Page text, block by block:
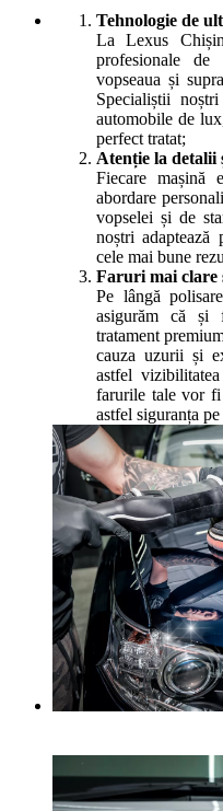
Tehnologie de
La Lexus
profesionale de
vopseaua și
Specialiștii
automobile de
perfect tratat;
Atenție la detalii
Fiecare mașină
abordare
vopselei și de
noștri adaptează
cele mai bune
Faruri mai clare
Pe lângă
asigurăm că și
tratament
cauza uzurii și
astfel
farurile tale vor
astfel siguranța